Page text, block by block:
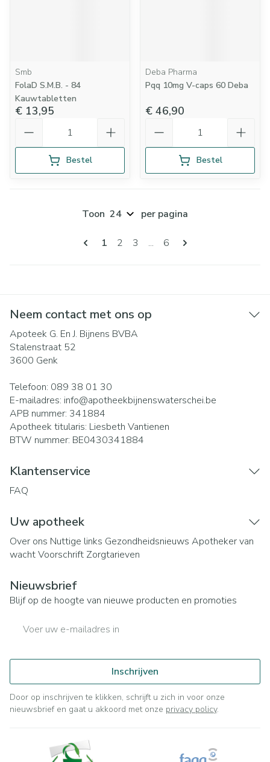
Smb
FolaD S.M.B. - 84
Kauwtabletten
€ 13,95
Bestel
Deba Pharma
Pqq 10mg V-caps 60 Deba
€ 46,90
Bestel
Pagina's
U lees momenteel pagina
1 Pagina
2 Pagina
3 ... Pagina
6
Toon per pagina
Neem contact met ons op
Apoteek G. En J. Bijnens BVBA
Stalenstraat 52
3600 Genk
Telefoon: 089 38 01 30
E-mailadres: info@apotheekbijnenswaterschei.be
APB nummer: 341884
Apotheek titularis: Liesbeth Vantienen
BTW nummer: BE0430341884
Klantenservice
FAQ
Uw apotheek
Over ons Nuttige links Gezondheidsnieuws Apotheker van
wachtVoorschrift Zorgtarieven
Nieuwsbrief
Blijf op de hoogte van nieuwe producten en promoties
Inschrijven
Door op inschrijven te klikken, schrijft u zich in voor onze
nieuwsbrief en gaat u akkoord met onze privacy policy.